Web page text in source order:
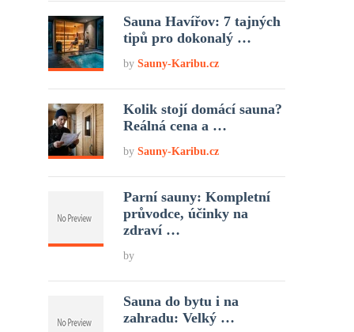
Sauna Havířov: 7 tajných
tipů pro dokonalý …
bySauny-Karibu.cz
Kolik stojí domácí sauna?
Reálná cena a …
bySauny-Karibu.cz
Parní sauny: Kompletní
průvodce, účinky na
zdraví …
by
Sauna do bytu i na
zahradu: Velký …